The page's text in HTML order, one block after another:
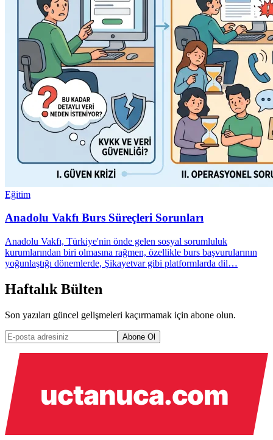
Eğitim
Anadolu Vakfı Burs Süreçleri Sorunları
Anadolu Vakfı, Türkiye'nin önde gelen sosyal sorumluluk
kurumlarından biri olmasına rağmen, özellikle burs başvurularının
yoğunlaştığı dönemlerde, Şikayetvar gibi platformlarda dil…
Haftalık Bülten
Son yazıları güncel gelişmeleri kaçırmamak için abone olun.
Abone Ol